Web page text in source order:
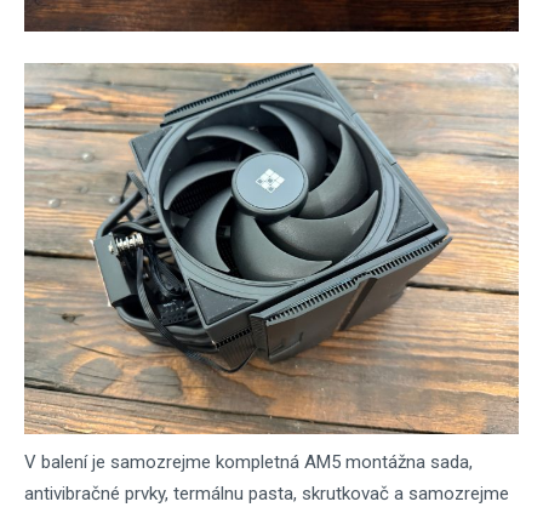
V balení je samozrejme kompletná AM5 montážna sada,
antivibračné prvky, termálnu pasta, skrutkovač a samozrejme